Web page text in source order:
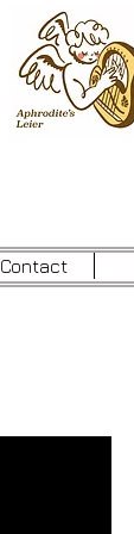
Contact